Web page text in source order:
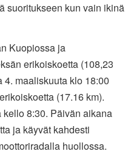
suoritukseen kun vain ikinä
Kuopiossa ja
erikoiskoetta (108,23
maaliskuuta klo 18:00
(17.16 km).
kello 8:30. Päivän aikana
ja käyvät kahdesti
huollossa.